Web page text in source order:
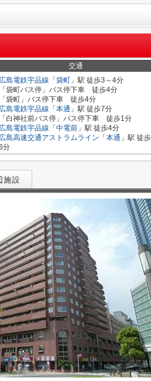
交通
広島電鉄宇品線 「 袋町 」駅 徒歩3～4分
「袋町バス停」バス停下車 徒歩4分
「袋町」バス停下車 徒歩4分
広島電鉄宇品線 「 本通 」駅 徒歩7分
「白神社前バス停」バス停下車 徒歩1分
広島電鉄宇品線 「 中電前 」駅 徒歩4分
広島高速交通アストラムライン 「 本通 」駅 徒歩
分
施設